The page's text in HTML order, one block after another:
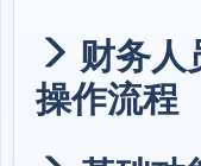
财务人
操作流程